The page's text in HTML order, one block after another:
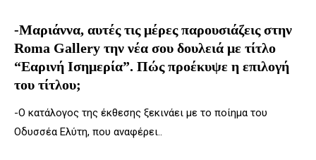
-Μαριάννα, αυτές τις μέρες παρουσιάζεις στην
Roma Gallery την νέα σου δουλειά με τίτλο
“Εαρινή Ισημερία”. Πώς προέκυψε η επιλογή
του τίτλου;
-Ο κατάλογος της έκθεσης ξεκινάει με το ποίημα του
Οδυσσέα Ελύτη, που αναφέρει..